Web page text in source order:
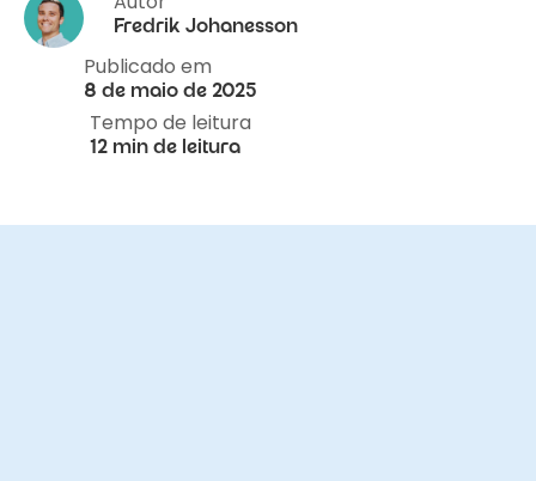
Fredrik Johanesson
Publicado em
8 de maio de 2025
Tempo de leitura
12 min de leitura